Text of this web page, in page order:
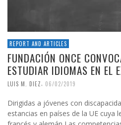
REPORT AND ARTICLES
FUNDACIÓN ONCE
ESTUDIAR IDIOMAS EN EL
LUIS M. DIEZ, 06/02/2019
Dirigidas a jóvenes con
estancias en países de la UE cuya